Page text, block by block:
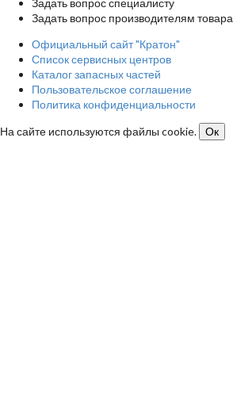
Задать вопрос специалисту
Задать вопрос производителям товара
Официальный сайт "Кратон"
Список сервисных центров
Каталог запасных частей
Пользовательское соглашение
Политика конфиденциальности
На сайте используются файлы cookie.
Ок